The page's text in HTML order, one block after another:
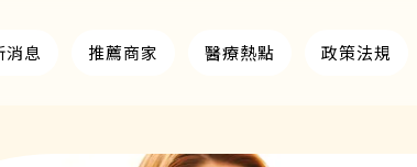
消息 推薦商家 醫療熱點 政策法規